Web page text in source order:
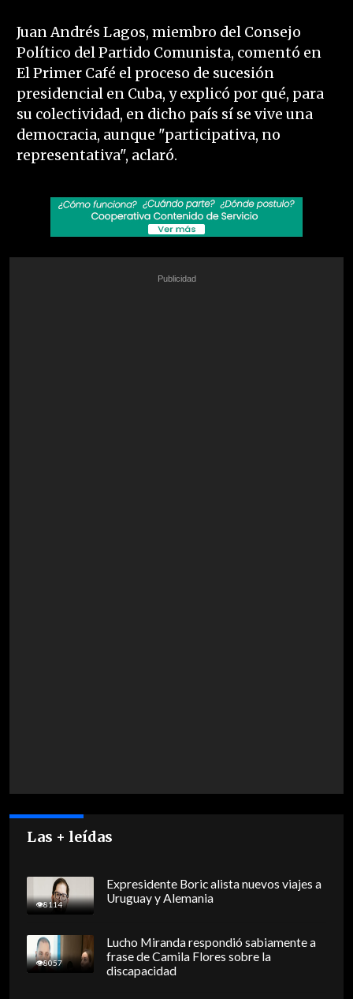
Juan Andrés Lagos, miembro del Consejo
Político del Partido Comunista, comentó en
El Primer Café el proceso de sucesión
presidencial en Cuba, y explicó por qué, para
su colectividad, en dicho país sí se vive una
democracia, aunque "participativa, no
representativa", aclaró.
Las + leídas
8114
Expresidente Boric alista nuevos viajes a
Uruguay y Alemania
8057
Lucho Miranda respondió sabiamente a
frase de Camila Flores sobre la
discapacidad